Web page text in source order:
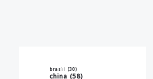
brasil (30)
china (58)